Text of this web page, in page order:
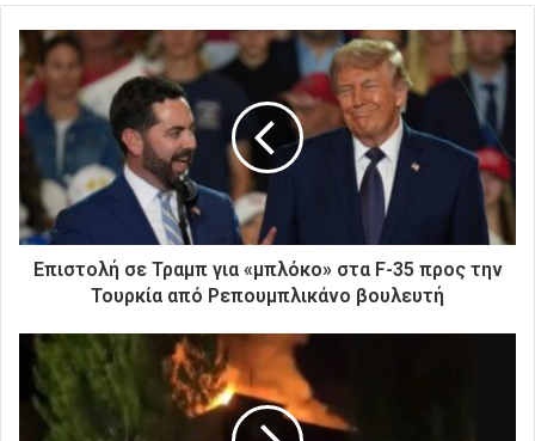
ε
τ
ν
η
κ
τ
Επιστολή σε Τραμπ για «μπλόκο» στα F-35 προς την
Τουρκία από Ρεπουμπλικάνο βουλευτή